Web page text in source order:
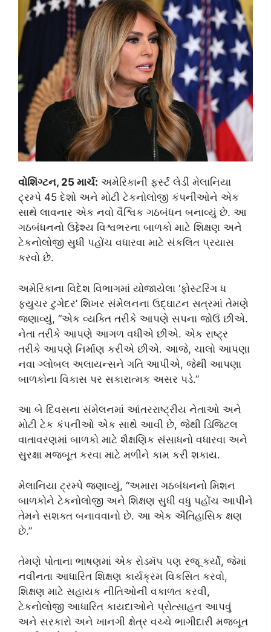
વોશિંગ્ટન, 25 માર્ચ: અમેરિકાની ફર્સ્ટ લેડી મેલાનિયા
ટ્રમ્પે 45 દેશો અને મોટી ટેકનોલોજી કંપનીઓને એક
સાથે લાવનાર એક નવો વૈશ્વિક ગઠબંધન બનાવ્યું છે. આ
ગઠબંધનનો ઉદ્દેશ્ય વિશ્વભરના બાળકો માટે શિક્ષણ અને
ટેકનોલોજી સુધી પહોંચ વધારવા માટે સંકલિત પ્રયાસ
કરવો છે.
અમેરિકાના વિદેશ વિભાગમાં યોજાયેલા ‘ફોસ્ટરિંગ ધ
ફ્યુચર ટુગેદર’ શિખર સંમેલનના ઉદ્ઘાટન સત્રમાં તેમણે
જણાવ્યું, “એક વ્યક્તિ તરીકે આપણે સપના જોઉં છીએ.
નેતા તરીકે આપણે આગળ વધીએ છીએ. એક રાષ્ટ્ર
તરીકે આપણે નિર્માણ કરીએ છીએ. આજે, ચાલો આપણા
નવા ગ્લોબલ અલાયન્સને ગતિ આપીએ, જેથી આપણા
બાળકોના વિકાસ પર સકારાત્મક અસર પડે.”
આ બે દિવસના સંમેલનમાં આંતરરાષ્ટ્રીય નેતાઓ અને
મોટી ટેક કંપનીઓ એક સાથે આવી છે, જેથી ડિજિટલ
વાતાવરણમાં બાળકો માટે શૈક્ષણિક સંસાધનો વધારવા અને
સુરક્ષા મજબૂત કરવા માટે મળીને કામ કરી શકાય.
મેલાનિયા ટ્રમ્પે જણાવ્યું, “અમારા ગઠબંધનનો મિશન
બાળકોને ટેકનોલોજી અને શિક્ષણ સુધી વધુ પહોંચ આપીને
તેમને સશક્ત બનાવવાનો છે. આ એક ઐતિહાસિક ક્ષણ
છે.”
તેમણે પોતાના ભાષણમાં એક રોડમૅપ પણ રજૂ કર્યો, જેમાં
નવીનતા આધારિત શિક્ષણ કાર્યક્રમ વિકસિત કરવો,
શિક્ષણ માટે સહાયક નીતિઓની વકાળત કરવી,
ટેકનોલોજી આધારિત કાયદાઓને પ્રોત્સાહન આપવું
અને સરકારો અને ખાનગી ક્ષેત્ર વચ્ચે ભાગીદારી મજબૂત